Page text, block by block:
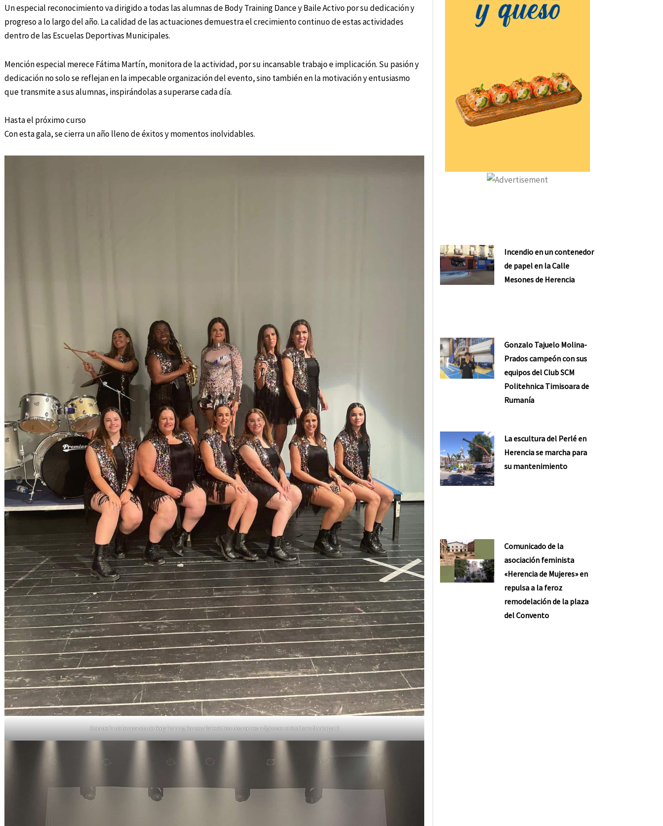
Un especial reconocimiento va dirigido a todas las alumnas de Body Training Dance y Baile Activo por su dedicación y
progreso a lo largo del año. La calidad de las actuaciones demuestra el crecimiento continuo de estas actividades
dentro de las Escuelas Deportivas Municipales.
Mención especial merece Fátima Martín, monitora de la actividad, por su incansable trabajo e implicación. Su pasión y
dedicación no solo se reflejan en la impecable organización del evento, sino también en la motivación y entusiasmo
que transmite a sus alumnas, inspirándolas a superarse cada día.
Hasta el próximo curso
Con esta gala, se cierra un año lleno de éxitos y momentos inolvidables.
Gala de fin de temporada de Body Training Dance y Baile Activo: dos noches mágicas en el Auditorio Municipal 2
Incendio en un contenedor
de papel en la Calle
Mesones de Herencia
Gonzalo Tajuelo Molina-
Prados campeón con sus
equipos del Club SCM
Politehnica Timisoara de
Rumanía
La escultura del Perlé en
Herencia se marcha para
su mantenimiento
Comunicado de la
asociación feminista
«Herencia de Mujeres» en
repulsa a la feroz
remodelación de la plaza
del Convento